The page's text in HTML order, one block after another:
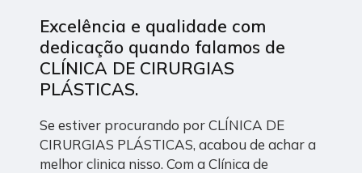
Excelência e qualidade com
dedicação quando falamos de
CLÍNICA DE CIRURGIAS
PLÁSTICAS.
Se estiver procurando por CLÍNICA DE
CIRURGIAS PLÁSTICAS, acabou de achar a
melhor clinica nisso. Com a Clínica de